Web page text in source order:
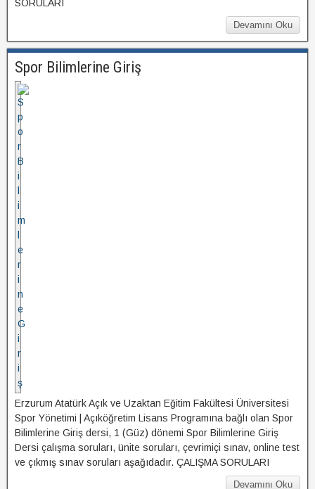
SORULARI
Devamını Oku
Spor Bilimlerine Giriş
Erzurum Atatürk Açık ve Uzaktan Eğitim Fakültesi Üniversitesi
Spor Yönetimi | Açıköğretim Lisans Programına bağlı olan Spor
Bilimlerine Giriş dersi, 1 (Güz) dönemi Spor Bilimlerine Giriş
Dersi çalışma soruları, ünite soruları, çevrimiçi sınav, online test
ve çıkmış sınav soruları aşağıdadır. ÇALIŞMA SORULARI
Devamını Oku